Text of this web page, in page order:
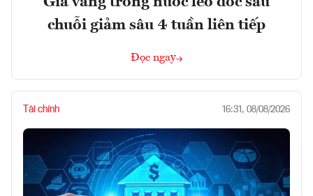
chuỗi giảm sâu 4 tuần liên tiếp
Đọc ngay
Tài chính 16:31, 08/08/2026